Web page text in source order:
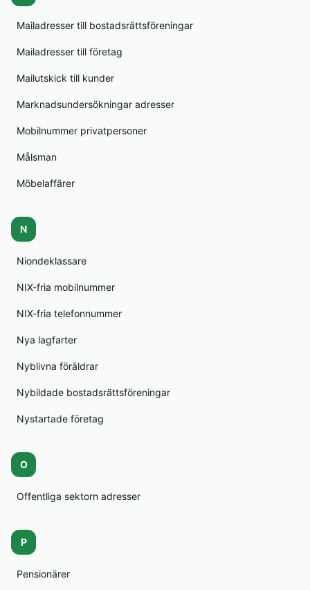
Mailadresser till bostadsrättsföreningar
Mailadresser till företag
Mailutskick till kunder
Marknadsundersökningar adresser
Mobilnummer privatpersoner
Målsman
Möbelaffärer
N
Niondeklassare
NIX-fria mobilnummer
NIX-fria telefonnummer
Nya lagfarter
Nyblivna föräldrar
Nybildade bostadsrättsföreningar
Nystartade företag
O
Offentliga sektorn adresser
P
Pensionärer